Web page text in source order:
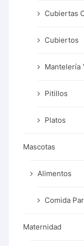
Cubiertas
Cubiertos
Mantelería
Pitillos
Platos
Mascotas
Alimentos
Comida
Maternidad